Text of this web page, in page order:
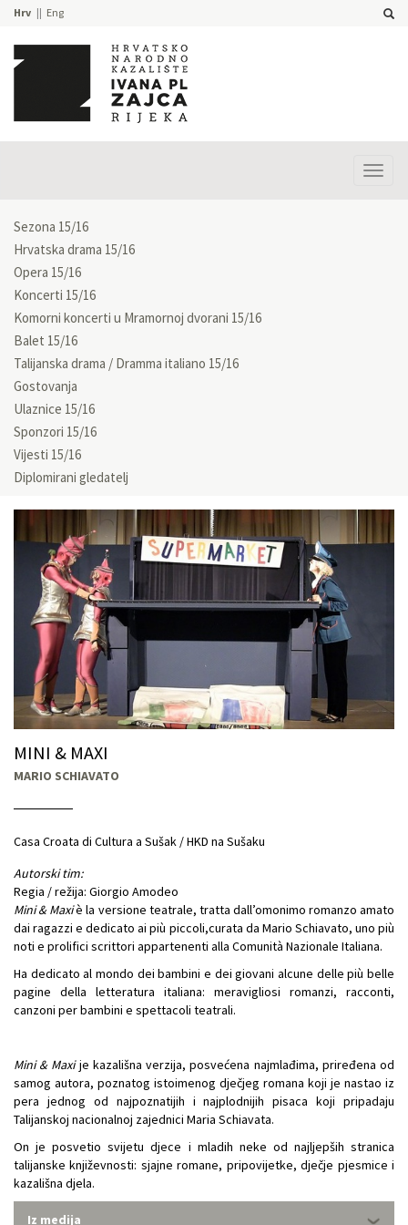
Hrv Eng
Sezona 15/16
Hrvatska drama 15/16
Opera 15/16
Koncerti 15/16
Komorni koncerti u Mramornoj dvorani 15/16
Balet 15/16
Talijanska drama / Dramma italiano 15/16
Gostovanja
Ulaznice 15/16
Sponzori 15/16
Vijesti 15/16
Diplomirani gledatelj
MINI & MAXI
MARIO SCHIAVATO
Casa Croata di Cultura a Sušak / HKD na Sušaku
Autorski tim:
Regia / režija: Giorgio Amodeo
Mini & Maxiè la versione teatrale, tratta dall’omonimo romanzo amato
dai ragazzi e dedicato ai più piccoli,curata da Mario Schiavato, uno più
noti e prolifici scrittori appartenenti alla Comunità Nazionale Italiana.
Ha dedicato al mondo dei bambini e dei giovani alcune delle più belle
pagine della letteratura italiana: meravigliosi romanzi, racconti,
canzoni per bambini e spettacoli teatrali.
Mini & Maxije kazališna verzija, posvećena najmlađima, priređena od
samog autora, poznatog istoimenog dječjeg romana koji je nastao iz
pera jednog od najpoznatijih i najplodnijih pisaca koji pripadaju
Talijanskoj nacionalnoj zajednici Maria Schiavata.
On je posvetio svijetu djece i mladih neke od najljepših stranica
talijanske književnosti: sjajne romane, pripovijetke, dječje pjesmice i
kazališna djela.
Iz medija